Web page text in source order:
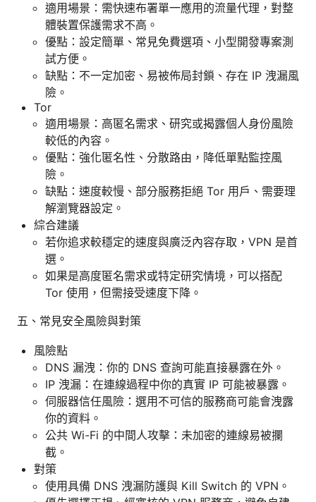
適用場景：需快速布署單一應用的流量代理，對整
體裝置保護需求不高。
優點：設定簡單、常見免費選項、小型開發專案測
試方便。
缺點：不一定加密、易被佈局封鎖、存在 IP 洩漏風
險。
Tor
適用場景：高匿名需求、研究或揭露個人身份風險
較低的內容。
優點：強化匿名性、分散路由，降低單點監控風
險。
缺點：速度較慢、部分服務拒絕 Tor 用戶、需要理
解瀏覽器設定。
綜合建議
若你追求較穩定的速度與廣泛內容存取，VPN 是首
選。
如果是高度匿名需求或特定研究情境，可以搭配
Tor 使用，但需接受速度下降。
五、常見安全風險與對策
風險點
DNS 漏洩：你的 DNS 查詢可能直接暴露在外。
IP 洩漏：在連線過程中你的真實 IP 可能被暴露。
伺服器信任風險：選用不可信的服務商可能會洩露
你的資料。
公共 Wi-Fi 的中間人攻擊：未加密的連線易被攔
截。
對策
使用具備 DNS 洩漏防護與 Kill Switch 的 VPN。